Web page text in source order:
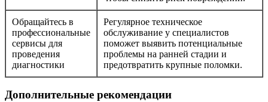
Обращайтесь в
профессиональные
сервисы для
проведения
диагностики
Регулярное техническое
обслуживание у специалистов
поможет выявить потенциальные
проблемы на ранней стадии и
предотвратить крупные поломки.
Дополнительные рекомендации